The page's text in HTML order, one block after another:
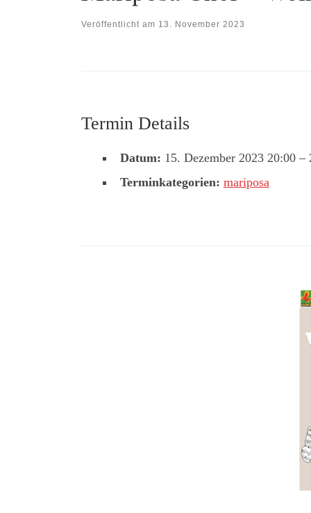
Veröffentlicht am 13. November 2023
Termin Details
Datum: 15. Dezember 2023 20:00 –
Terminkategorien: mariposa